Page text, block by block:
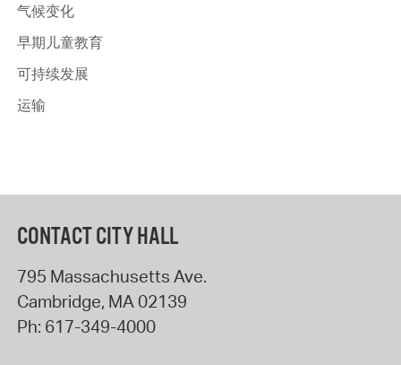
气候变化
早期儿童教育
可持续发展
运输
CONTACT CITY HALL
795 Massachusetts Ave.
Cambridge, MA02139
Ph: 617-349-4000